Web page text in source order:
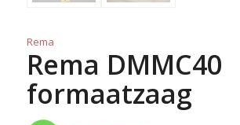
Rema
Rema DMMC40
formaatzaag